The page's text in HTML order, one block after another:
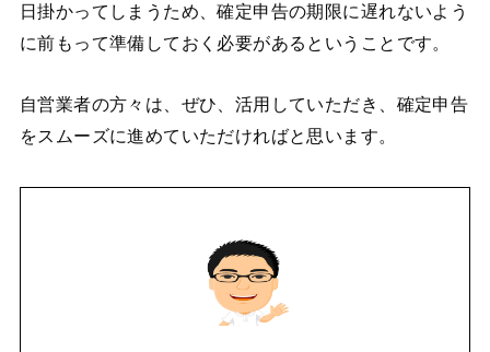
日掛かってしまうため、確定申告の期限に遅れないよう
に前もって準備しておく必要があるということです。
自営業者の方々は、ぜひ、活用していただき、確定申告
をスムーズに進めていただければと思います。